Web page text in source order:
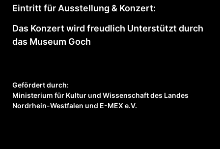
Eintritt für Ausstellung & Konzert:
Das Konzert wird freudlich Unterstützt durch
das Museum Goch
Gefördert durch:
Ministerium für Kultur und Wissenschaft des Landes
Nordrhein-Westfalen und E-MEX e.V.